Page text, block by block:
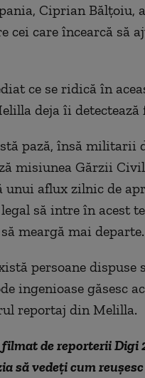
Ciprian Bălțoiu,
care încearcă să
ce se ridică în
deja îi detectează
pază, însă militarii
misiunea Gărzii
unui aflux zilnic de
să intre în acest
meargă mai departe.
persoane
ingenioase găsesc
reportaj din Melilla.
de reporterii
să vedeţi cum